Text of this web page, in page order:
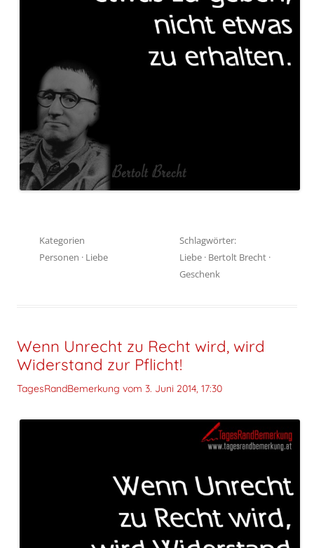
Kategorien
Personen · Liebe
Schlagwörter:
Liebe · Bertolt Brecht ·
Geschenk
Wenn Unrecht zu Recht wird, wird
Widerstand zur Pflicht!
TagesRandBemerkung vom 3. Juni 2014, 17:30